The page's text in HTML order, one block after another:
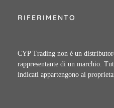
RIFERIMENTO
CYP Trading non é un
rappresentante di un marchio.
indicati appartengono ai